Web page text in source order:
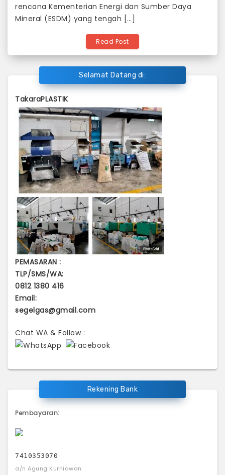
rencana Kementerian Energi dan Sumber Daya
Mineral (ESDM) yang tengah […]
Read Post
Selamat Datang di:
TakaraPLASTIK
PEMASARAN :
TLP/SMS/WA:
0812 1380 416
Email:
segelgas@gmail.com
Chat WA & Follow :
Rekening Bank
Pembayaran:
7410353070
a/n Agung Kurniawan